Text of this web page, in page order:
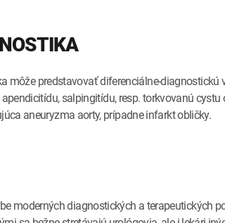
môže predstavovať diferenciálne-diagnostickú
salpingitídu, resp. torkvovanú
aneuryzma aorty, prípadne infarkt obličky.
moderných diagnostických a terapeutických